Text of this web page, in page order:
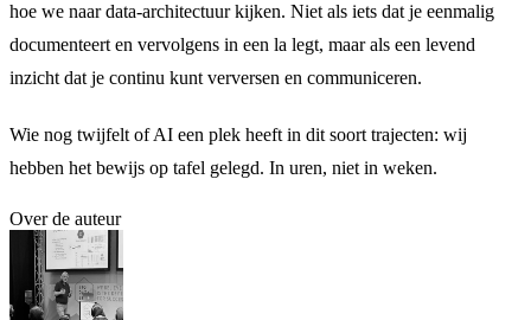
hoe we naar data-architectuur kijken. Niet als iets dat je eenmalig
documenteert en vervolgens in een la legt, maar als een levend
inzicht dat je continu kunt verversen en communiceren.
Wie nog twijfelt of AI een plek heeft in dit soort trajecten: wij
hebben het bewijs op tafel gelegd. In uren, niet in weken.
Over de auteur